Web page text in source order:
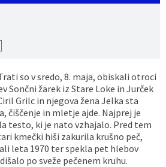
so v sredo, 8. maja, obiskali otroci
Sončni žarek iz Stare Loke in Jurček
Grilc in njegova žena Jelka sta
čiščenje in mletje ajde. Najprej je
testo, ki je nato vzhajalo. Pred tem
kmečki hiši zakurila krušno peč,
leta 1970 ter spekla pet hlebov
po sveže pečenem kruhu.